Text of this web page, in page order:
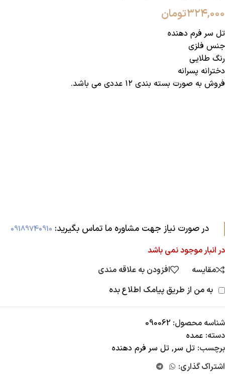
۳۲۴,۰۰۰تومان
تل سر فرم دهنده
جنس فلزی
رنگ طلایی
دخترانه پسرانه
فروش به صورت بسته بندی ۱۲ عددی می باشد.
در صورت نیاز جهت مشاوره ما تماس بگیرید:‌ 09189740910
در انبار موجود نمی باشد
مقایسه
افزودن به علاقه مندی
به من از طریق پیامک اطلاع بده
شناسه محصول: 090062
دسته: عمده
برچسب: تل سر, تل سر فرم دهنده
اشتراک گذاری: